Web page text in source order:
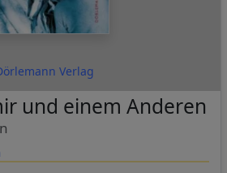
Verlag
und einem Anderen